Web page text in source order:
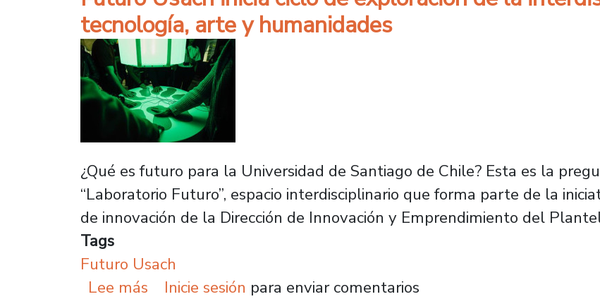
tecnología, arte y humanidades
¿Qué es futuro para la Universidad de Santiago de Chile? Esta es la
“Laboratorio Futuro”, espacio interdisciplinario que forma parte de la
de innovación de la Dirección de Innovación y Emprendimiento del
Tags
Futuro Usach
Lee más sobre Futuro Usach inicia ciclo de exploración de la
Inicie sesión para enviar comentarios